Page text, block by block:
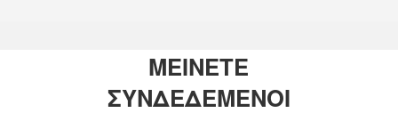
ΜΕΙΝΕΤΕ
ΣΥΝΔΕΔΕΜΕΝΟΙ